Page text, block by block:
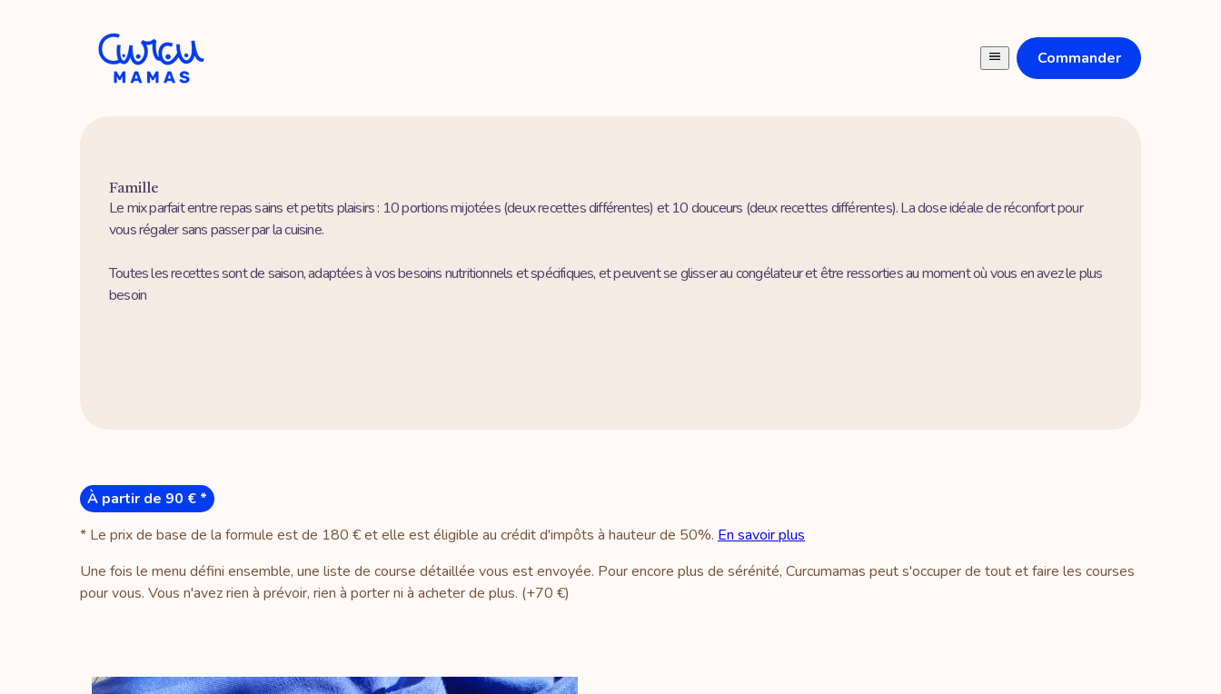
Commander
Famille
Le mix parfait entre repas sains et petits plaisirs : 10 portions mijotées (deux recettes différentes) et 10 douceurs (deux recettes différentes). La dose idéale de réconfort pour
vous régaler sans passer par la cuisine.
Toutes les recettes sont de saison, adaptées à vos besoins nutritionnels et spécifiques, et peuvent se glisser au congélateur et être ressorties au moment où vous en avez le plus
besoin
À partir de 90 € *
* Le prix de base de la formule est de 180 € et elle est éligible au crédit d'impôts à hauteur de 50%. En savoir plus
Une fois le menu défini ensemble, une liste de course détaillée vous est envoyée. Pour encore plus de sérénité, Curcumamas peut s'occuper de tout et faire les courses
pour vous. Vous n'avez rien à prévoir, rien à porter ni à acheter de plus. (+70 €)